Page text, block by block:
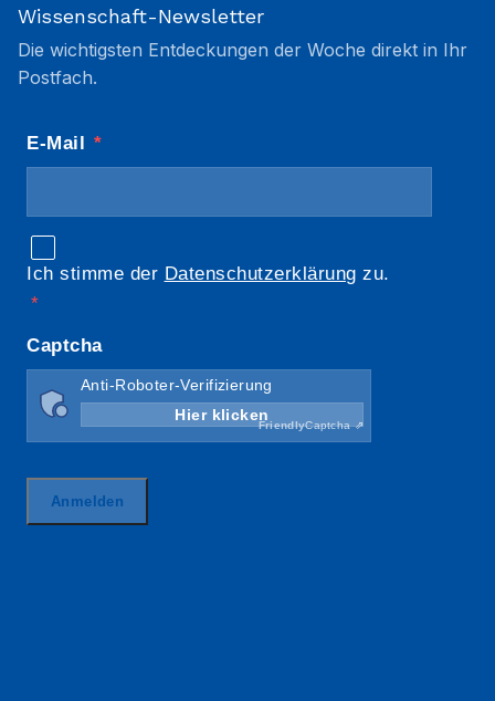
Wissenschaft-Newsletter
Die wichtigsten Entdeckungen der Woche direkt in Ihr
Postfach.